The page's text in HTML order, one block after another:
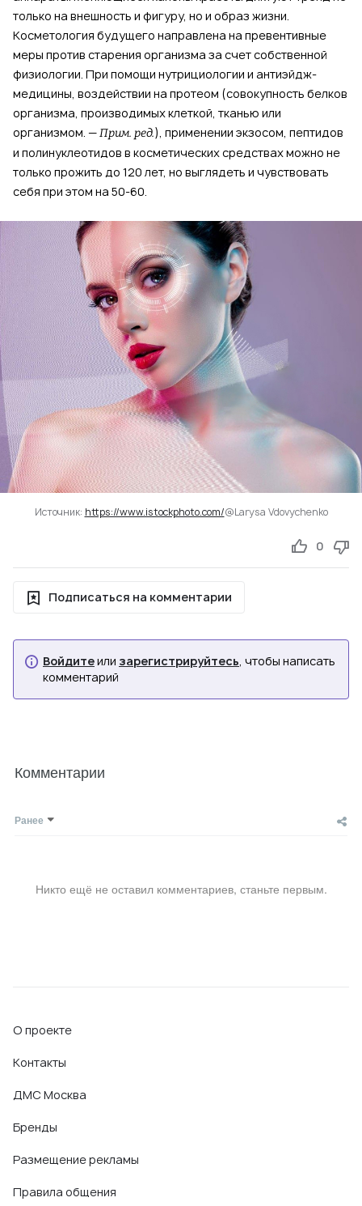
только на внешность и фигуру, но и образ жизни.
Косметология будущего направлена на превентивные
меры против старения организма за счет собственной
физиологии. При помощи нутрициологии и антиэйдж-
медицины, воздействии на протеом (совокупность белков
организма, производимых клеткой, тканью или
организмом. —Прим. ред.), применении экзосом, пептидов
и полинуклеотидов в косметических средствах можно не
только прожить до 120 лет, но выглядеть и чувствовать
себя при этом на 50-60.
Источник: https://www.istockphoto.com/@Larysa Vdovychenko
0
Подписаться на комментарии
Войдитеили зарегистрируйтесь, чтобы написать
комментарий
Комментарии
Ранее
Никто ещё не оставил комментариев, станьте первым.
О проекте
Контакты
ДМС Москва
Бренды
Размещение рекламы
Правила общения